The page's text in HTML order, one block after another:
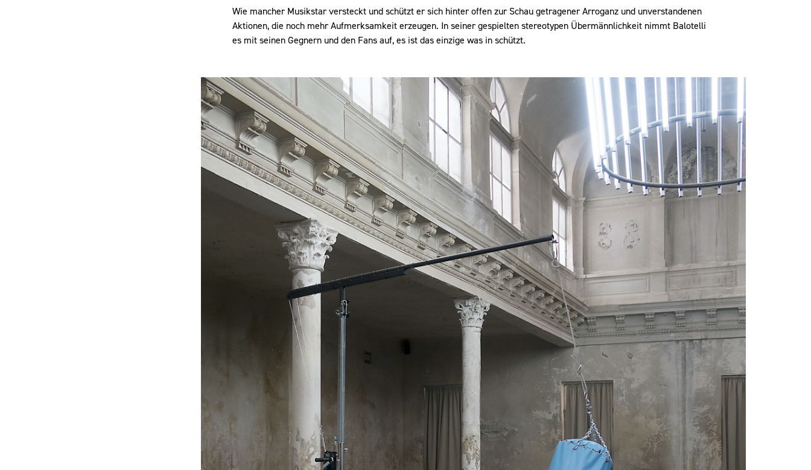
Wie mancher Musikstar versteckt und schützt er sich hinter offen zur Schau getragener Arroganz und unverstandenen
Aktionen, die noch mehr Aufmerksamkeit erzeugen. In seiner gespielten stereotypen Übermännlichkeit nimmt Balotelli
es mit seinen Gegnern und den Fans auf, es ist das einzige was in schützt.